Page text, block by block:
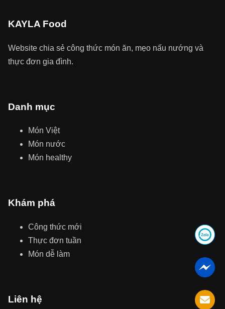
KAYLA Food
Website chia sẻ công thức món ăn, mẹo nấu nướng và
thực đơn gia đình.
Danh mục
Món Việt
Món nước
Món healthy
Khám phá
Công thức mới
Thực đơn tuần
Món dễ làm
Liên hệ